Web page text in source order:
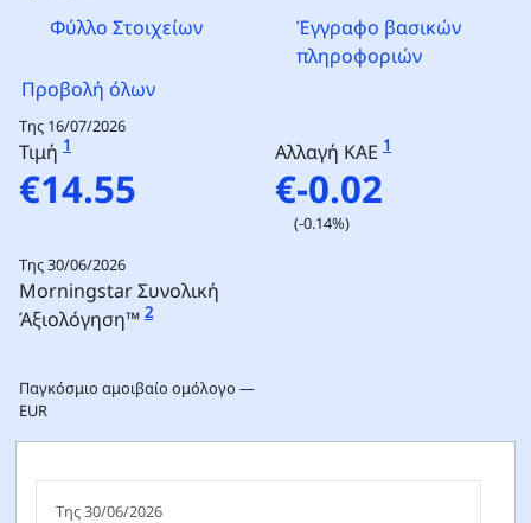
Φύλλο Στοιχείων
Έγγραφο βασικών
πληροφοριών
Προβολή όλων
Της 16/07/2026
Τιμή 1
€14.55
Αλλαγή ΚΑΕ 1
€-0.02
(-0.14%)
Της 30/06/2026
Morningstar Συνολική
Άξιολόγηση™ 2
Παγκόσμιο αμοιβαίο ομόλογο —
EUR
Της 30/06/2026